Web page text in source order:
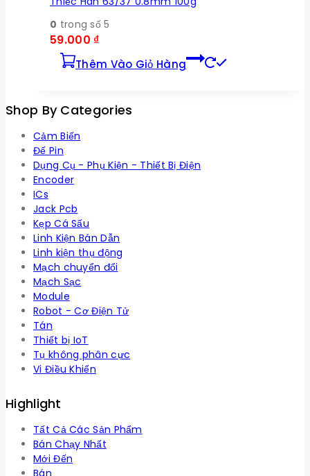
0 trong số 5
59.000 ₫
Thêm Vào Giỏ Hàng
Shop By Categories
Cảm Biến
Đế Pin
Dụng Cụ - Phụ Kiện - Thiết Bị Điện
Encoder
ICs
Jack Pcb
Kẹp Cá Sấu
Linh Kiện Bán Dẫn
Linh kiện thụ động
Mạch chuyển đổi
Mạch Sạc
Module
Robot - Cơ Điện Tử
Tán
Thiết bị IoT
Tụ không phân cực
Vi Điều Khiển
Highlight
Tất Cả Các Sản Phẩm
Bán Chạy Nhất
Mới Đến